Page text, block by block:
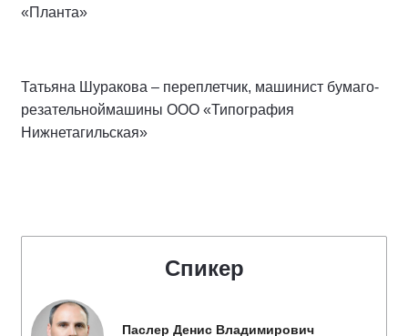
«Планта»
Татьяна Шуракова – переплетчик, машинист бумаго-
резательноймашины ООО «Типография
Нижнетагильская»
Спикер
Паслер Денис Владимирович